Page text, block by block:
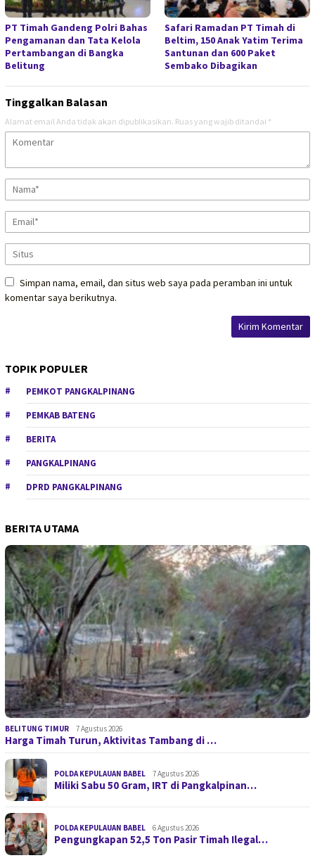
PT Timah Gandeng Polri Bahas
Pengamanan dan Tata Kelola
Pertambangan di Bangka
Belitung
Safari Ramadan PT Timah di
Beltim, 150 Anak Yatim Terima
Santunan dan 600 Paket
Sembako Dibagikan
Tinggalkan Balasan
Alamat email Anda tidak akan dipublikasikan. Ruas yang wajib ditandai *
Simpan nama, email, dan situs web saya pada peramban ini untuk
komentar saya berikutnya.
TOPIK POPULER
PEMKOT PANGKALPINANG
PEMKAB BATENG
BERITA
PANGKALPINANG
DPRD PANGKALPINANG
BERITA UTAMA
BELITUNG TIMUR 7 Agustus 2026
Harga Timah Turun, Aktivitas Tambang di …
POLDA KEPULAUAN BABEL 7 Agustus 2026
Miliki Sabu 50 Gram, IRT di Pangkalpinan…
POLDA KEPULAUAN BABEL 6 Agustus 2026
Pengungkapan 52,5 Ton Pasir Timah Ilegal…